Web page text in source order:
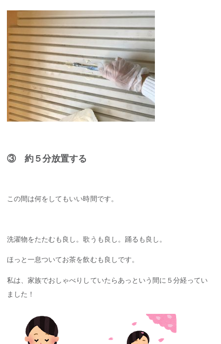
③ 約５分放置する
この間は何をしてもいい時間です。
洗濯物をたたむも良し。歌うも良し。踊るも良し。
ほっと一息ついてお茶を飲むも良しです。
私は、家族でおしゃべりしていたらあっという間に５分経ってい
ました！